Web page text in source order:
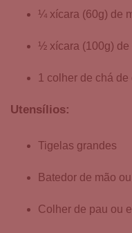
¼ xícara (60g) de
½ xícara (100g) de
1 colher de chá
Utensílios:
Tigelas grandes
Batedor de mão
Colher de pau ou